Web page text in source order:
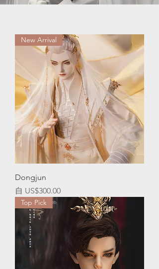
New Arrival
Dongjun
自 US$300.00
促銷價格
Top Pick